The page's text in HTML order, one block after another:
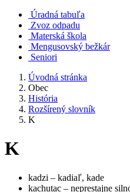
Úradná tabuľa
Zvoz odpadu
Materská škola
Mengusovský bežkár
Seniori
Úvodná stránka
Obec
História
Rozšírený slovník
K
K
kadzi – kadiaľ, kade
kachutac – neprestajne